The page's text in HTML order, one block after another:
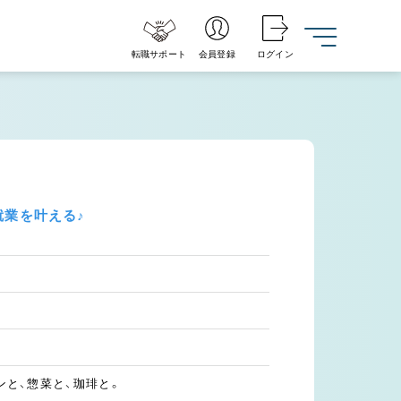
転職サポート 会員登録 ログイン
を叶える♪
、惣菜と、珈琲と。